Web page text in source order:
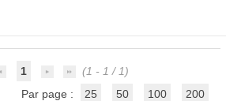
1
(1 - 1 / 1)
Par page :
25 50 100 200